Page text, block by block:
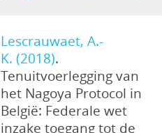
Lescrauwaet, A.-
K. (2018).
Tenuitvoerlegging van
het Nagoya Protocol in
België: Federale wet
inzake toegang tot de